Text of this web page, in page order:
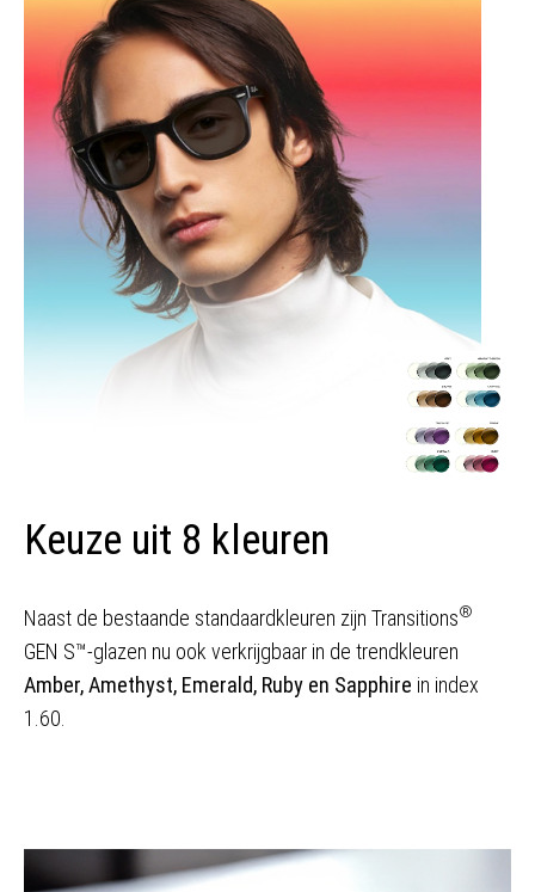
Keuze uit 8 kleuren
Naast de bestaande standaardkleuren zijn Transitions®
GEN S™-glazen nu ook verkrijgbaar in de trendkleuren
Amber, Amethyst, Emerald, Ruby en Sapphire in index
1.60.